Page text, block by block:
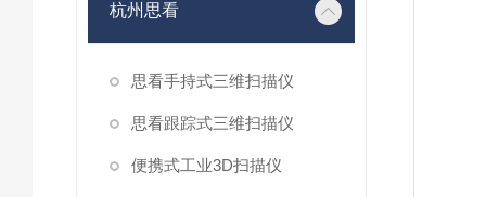
杭州思看
思看手持式三维扫描仪
思看跟踪式三维扫描仪
便携式工业3D扫描仪